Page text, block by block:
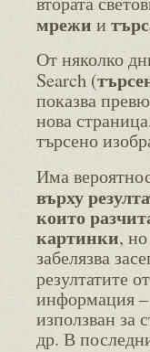
мрежи и
От няколко
Search (
показва
нова
търсено
Има
върху
които
картинки,
забелязва
резултатите
информация –
използван за
др. В